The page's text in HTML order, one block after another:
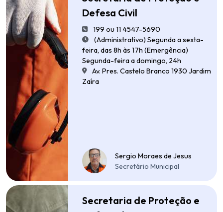
Defesa Civil
199 ou 11 4547-5690
(Administrativo) Segunda a sexta-
feira, das 8h às 17h (Emergência)
Segunda-feira a domingo, 24h
Av. Pres. Castelo Branco 1930 Jardim
Zaíra
Sergio Moraes de Jesus
Secretário Municipal
Secretaria de Proteção e